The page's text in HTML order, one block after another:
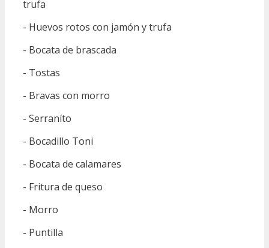
trufa
- Huevos rotos con jamón y trufa
- Bocata de brascada
- Tostas
- Bravas con morro
- Serraníto
- Bocadillo Toni
- Bocata de calamares
- Fritura de queso
- Morro
- Puntilla